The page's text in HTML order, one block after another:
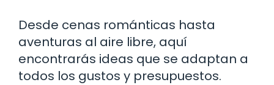
Desde cenas románticas hasta
aventuras al aire libre, aquí
encontrarás ideas que se adaptan a
todos los gustos y presupuestos.